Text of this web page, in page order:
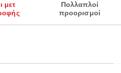
μετ
Πολλαπλοί
προορισμοί